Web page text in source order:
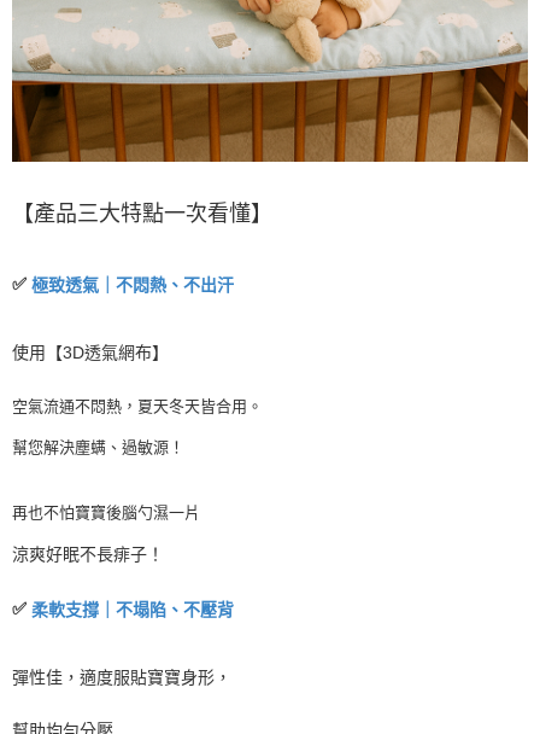
【產品三大特點一次看懂】
✅ 極致透氣｜不悶熱、不出汗
使用【3D透氣網布】
空氣流通不悶熱，夏天冬天皆合用。
幫您解決塵螨、過敏源！
再也不怕寶寶後腦勺濕一片
涼爽好眠不長痱子！
✅ 柔軟支撐｜不塌陷、不壓背
彈性佳，適度服貼寶寶身形，